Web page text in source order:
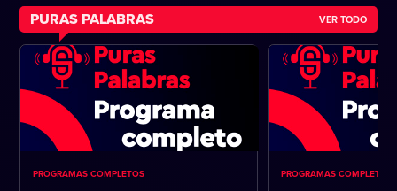
PURAS PALABRAS VER TODO
PROGRAMAS COMPLETOS PROGRAMAS COMPLETOS